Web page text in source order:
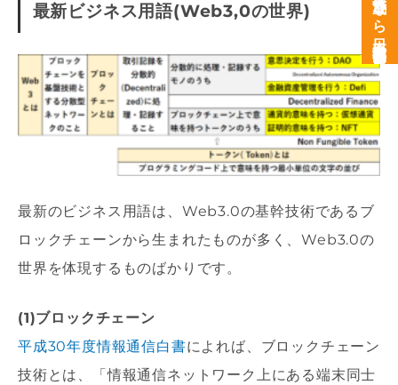
最新ビジネス用語(Web3,0の世界)
最新のビジネス用語は、Web3.0の基幹技術であるブ
ロックチェーンから生まれたものが多く、Web3.0の
世界を体現するものばかりです。
(1)ブロックチェーン
平成30年度情報通信白書によれば、ブロックチェーン
技術とは、「情報通信ネットワーク上にある端末同士
次世代育成なら日本経営開発研究所